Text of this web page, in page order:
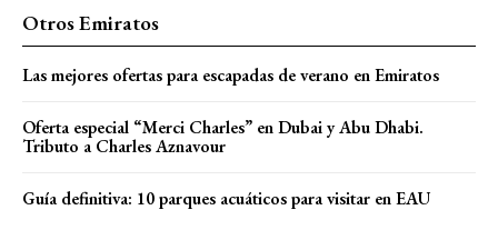
Otros Emiratos
Las mejores ofertas para escapadas de verano en Emiratos
Oferta especial “Merci Charles” en Dubai y Abu Dhabi.
Tributo a Charles Aznavour
Guía definitiva: 10 parques acuáticos para visitar en EAU